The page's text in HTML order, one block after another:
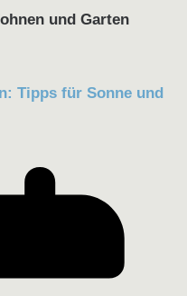
und Garten
Tipps für Sonne und